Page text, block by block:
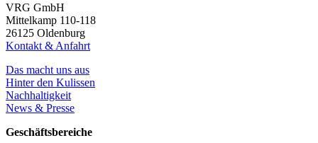
VRG GmbH
Mittelkamp 110-118
26125 Oldenburg
Kontakt & Anfahrt
Das macht uns aus
Hinter den Kulissen
Nachhaltigkeit
News & Presse
Geschäftsbereiche